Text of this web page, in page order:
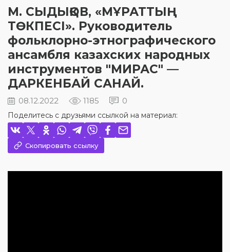
М. СЫДЫҚОВ, «МҰРАТТЫҢ
ТӨКПЕСІ». Руководитель
фольклорно-этнографического
ансамбля казахских народных
инструментов "МИРАС" —
ДАРКЕНБАЙ САНАЙ.
08.12.2022 1185 0
Поделитесь с друзьями ссылкой на материал:
Скопировать ссылку